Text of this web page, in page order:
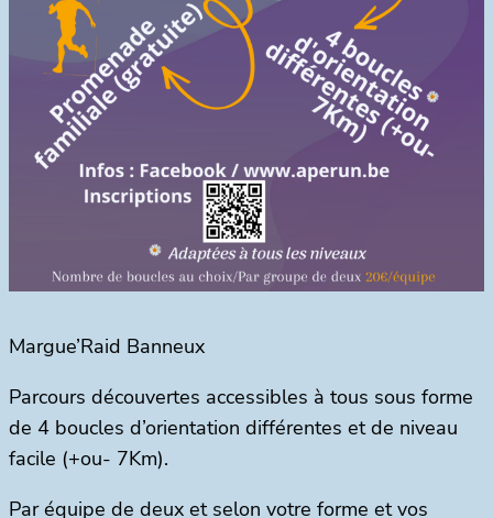
Margue’Raid Banneux
Parcours découvertes accessibles à tous sous forme
de 4 boucles d’orientation différentes et de niveau
facile (+ou- 7Km).
Par équipe de deux et selon votre forme et vos